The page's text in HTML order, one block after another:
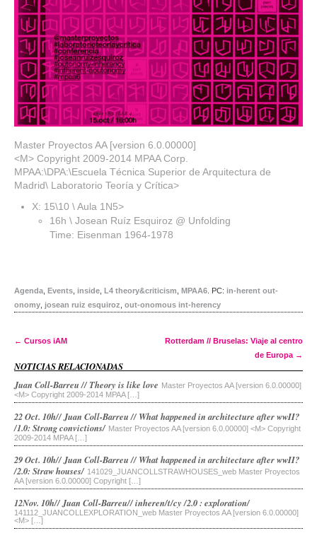
Master Proyectos AA [version 6.0.00000]
<M> Copyright 2009-2014 MPAA Corp.
MPAA:\DPA:\Escuela Técnica Superior de Arquitectura de
Madrid\ Laboratorio Teoría y Crítica>
X: 15\10 \ Aula 1N5>
16h \ Josean Ruíz Esquiroz @ Unfolding
Time: Eisenman 1964-1978
Agenda Events inside L4 theory&criticism MPAA6 PC: in-herent out-
onomy josean ruiz esquiroz out-onomous int-herency
Post navigation
← Cursos iAM
Rotterdam // Bruselas: Viaje al centro
de Europa →
NOTICIAS RELACIONADAS
Juan Coll-Barreu // Theory is like love Master Proyectos AA [version 6.0.00000]
<M> Copyright 2009-2014 MPAA […]
22 Oct. 10h// Juan Coll-Barreu // What happened in architecture after wwII?
/1.0: Strong convictions/ Master Proyectos AA [version 6.0.00000] <M> Copyright
2009-2014 MPAA […]
29 Oct. 10h// Juan Coll-Barreu // What happened in architecture after wwII?
/2.0: Straw houses/ 141029_JUANCOLLSTRAWHOUSES_web Master Proyectos
AA [version 6.0.00000] Copyright […]
12Nov. 10h// Juan Coll-Barreu// inheren/t/cy /2.0 : exploration/
141112_JUANCOLLEXPLORATION_web Master Proyectos AA [version 6.0.00000]
<M> […]